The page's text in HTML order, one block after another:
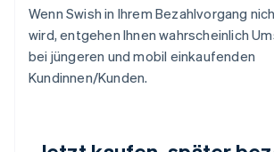
Wenn Swish in Ihrem Bezahlvorgang
wird, entgehen Ihnen wahrscheinlich
bei jüngeren und mobil einkaufenden
Kundinnen/Kunden.